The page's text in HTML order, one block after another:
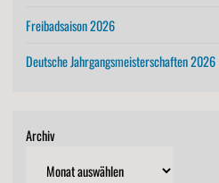
Freibadsaison 2026
Deutsche Jahrgangsmeisterschaften 2026
Archiv